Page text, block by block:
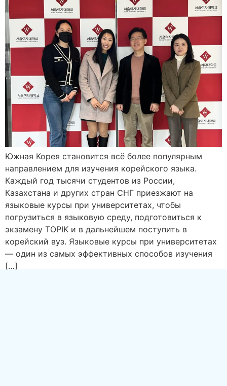
Южная Корея становится всё более популярным
направлением для изучения корейского языка.
Каждый год тысячи студентов из России,
Казахстана и других стран СНГ приезжают на
языковые курсы при университетах, чтобы
погрузиться в языковую среду, подготовиться к
экзамену TOPIK и в дальнейшем поступить в
корейский вуз. Языковые курсы при университетах
— один из самых эффективных способов изучения
[…]